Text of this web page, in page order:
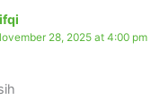
28, 2025 at 4:00 pm